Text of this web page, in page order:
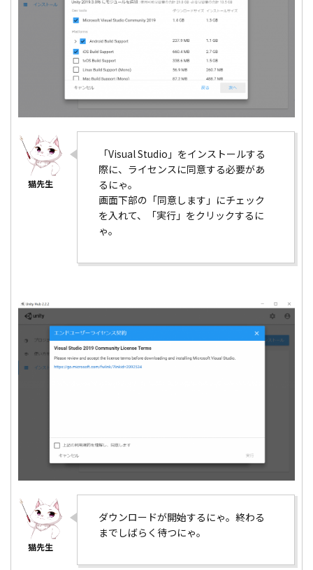
「Visual Studio」をインストールする
際に、ライセンスに同意する必要があ
るにゃ。
画面下部の「同意します」にチェック
を入れて、「実行」をクリックするに
ゃ。
ダウンロードが開始するにゃ。終わる
までしばらく待つにゃ。